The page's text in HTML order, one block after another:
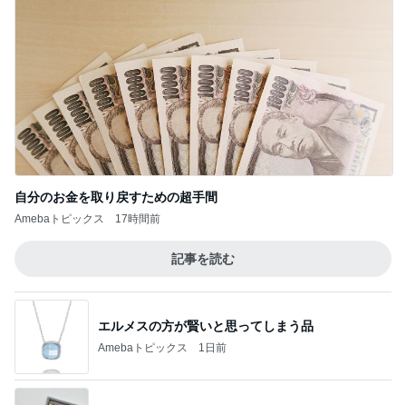
自分のお金を取り戻すための超手間
Amebaトピックス 17時間前
記事を読む
エルメスの方が賢いと思ってしまう品
Amebaトピックス 1日前